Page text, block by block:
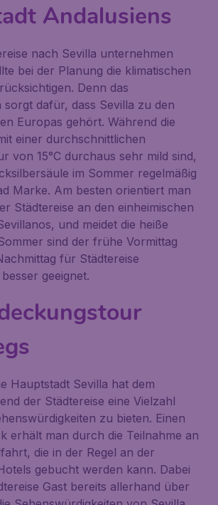
Andalusiens
nach Sevilla unternehmen
bei der Planung die klimatischen
Denn das
sorgt dafür, dass Sevilla zu den
Europas gehört. Während die
einer durchschnittlichen
von 15°C durchaus sehr mild sind,
im Sommer regelmäßig
Marke. Am besten orientiert man
Städtereise an den einheimischen
und meidet die heiße
sind der frühe Vormittag
für Städtereise
geeignet.
Hauptstadt Sevilla hat dem
der Städtereise eine Vielzahl
zu bieten. Einen
erhält man durch die Teilnahme an
die in der Regel an der
gebucht werden kann. Dabei
Gast bereits allerhand über